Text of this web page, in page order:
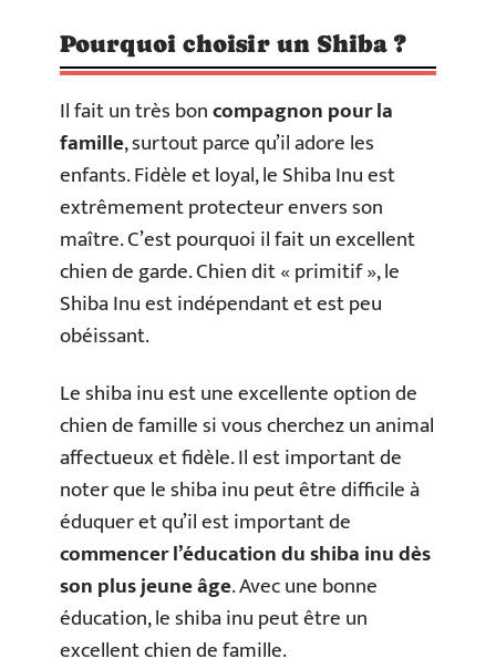
Pourquoi choisir un Shiba ?
Il fait un très boncompagnon pour la
famille, surtout parce qu’il adore les
enfants. Fidèle et loyal, le Shiba Inu est
extrêmement protecteur envers son
maître. C’est pourquoi il fait un excellent
chien de garde. Chien dit « primitif », le
Shiba Inu est indépendant et est peu
obéissant.
Le shiba inu est une excellente option de
chien de famille si vous cherchez un animal
affectueux et fidèle. Il est important de
noter que le shiba inu peut être difficile à
éduquer et qu’il est important de
commencer l’éducation du shiba inu dès
son plus jeune âge. Avec une bonne
éducation, le shiba inu peut être un
excellent chien de famille.